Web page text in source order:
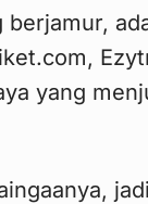
yang